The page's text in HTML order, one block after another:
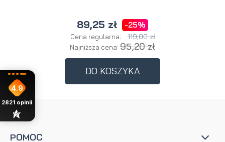
89,25 zł -25%
Cena regularna: 119,00 zł
Najniższa cena: 95,20 zł
DO KOSZYKA
POMOC
4.9
2821 opinii